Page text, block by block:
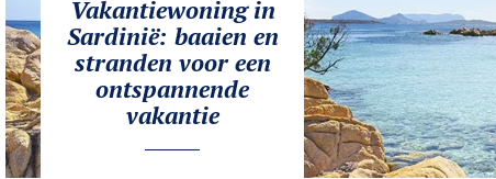
Vakantiewoning in
Sardinië: baaien en
stranden voor een
ontspannende
vakantie